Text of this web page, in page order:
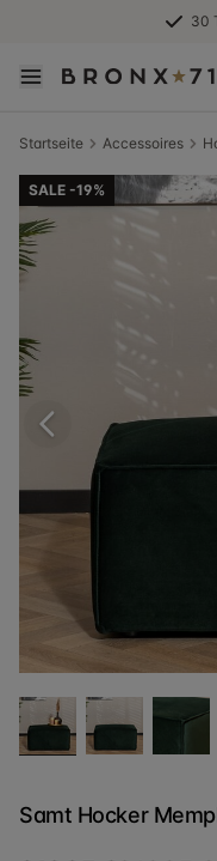
30
Startseite Accessoires
SALE -19%
Samt Hocker